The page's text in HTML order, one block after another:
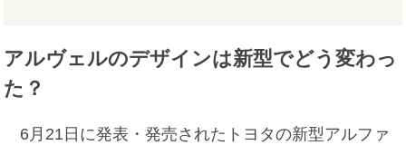
アルヴェルのデザインは新型でどう変わっ
た？
6月21日に発表・発売されたトヨタの新型アルファ